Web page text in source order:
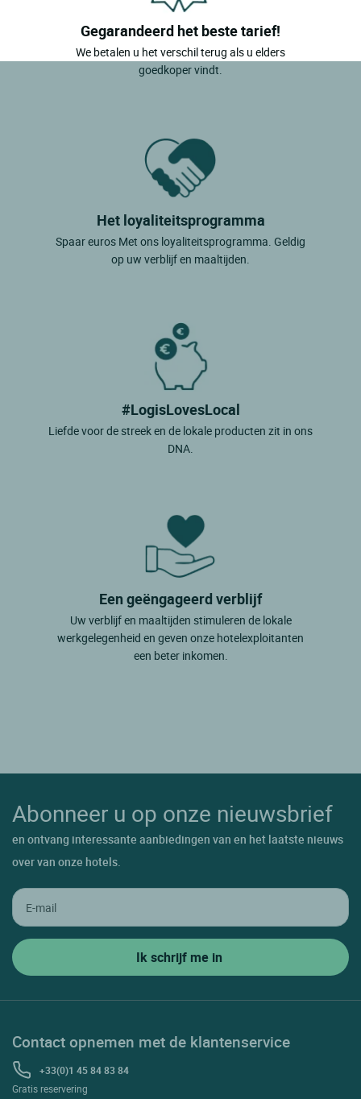
Gegarandeerd het beste tarief!
We betalen u het verschil terug als u elders
goedkoper vindt.
Het loyaliteitsprogramma
Spaar euros Met ons loyaliteitsprogramma. Geldig
op uw verblijf en maaltijden.
#LogisLovesLocal
Liefde voor de streek en de lokale producten zit in ons
DNA.
Een geëngageerd verblijf
Uw verblijf en maaltijden stimuleren de lokale
werkgelegenheid en geven onze hotelexploitanten
een beter inkomen.
Abonneer u op onze nieuwsbrief
en ontvang interessante aanbiedingen van en het laatste nieuws
over van onze hotels.
Contact opnemen met de klantenservice
+33(0)1 45 84 83 84
Gratis reservering